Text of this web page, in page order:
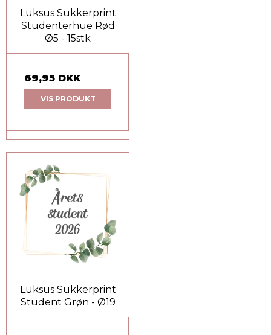
Luksus Sukkerprint
Studenterhue Rød
Ø5 - 15stk
69,95 DKK
VIS PRODUKT
Luksus Sukkerprint
Student Grøn - Ø19